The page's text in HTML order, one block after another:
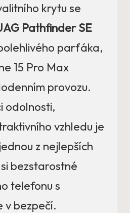
krytu se
Pathfinder SE
parťáka,
15 Pro Max
provozu.
odolnosti,
vzhledu je
z nejlepších
bezstarostné
telefonu s
v bezpečí.